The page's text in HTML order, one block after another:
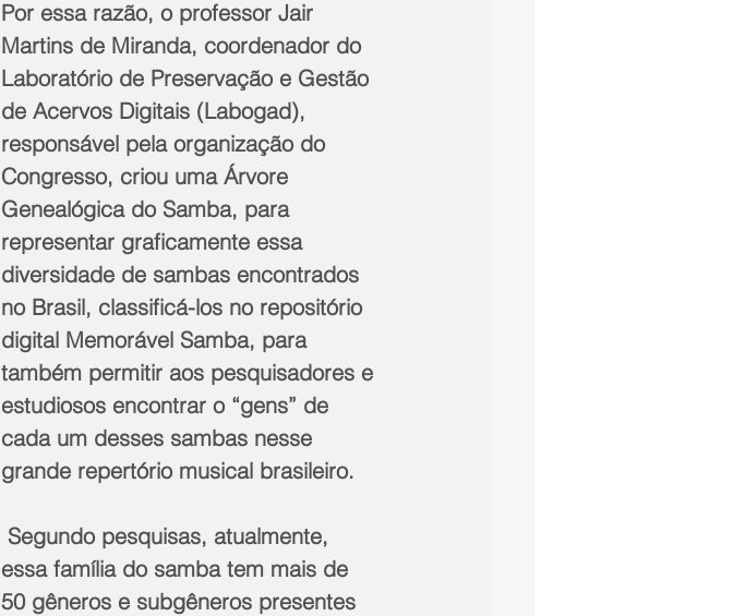
Por essa razão, o professor Jair
Martins de Miranda, coordenador do
Laboratório de Preservação e Gestão
de Acervos Digitais (Labogad),
responsável pela organização do
Congresso, criou uma Árvore
Genealógica do Samba, para
representar graficamente essa
diversidade de sambas encontrados
no Brasil, classificá-los no repositório
digital Memorável Samba, para
também permitir aos pesquisadores e
estudiosos encontrar o “gens” de
cada um desses sambas nesse
grande repertório musical brasileiro.
essa família do samba tem mais de
50 gêneros e subgêneros presentes